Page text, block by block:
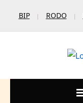
BIP RODO